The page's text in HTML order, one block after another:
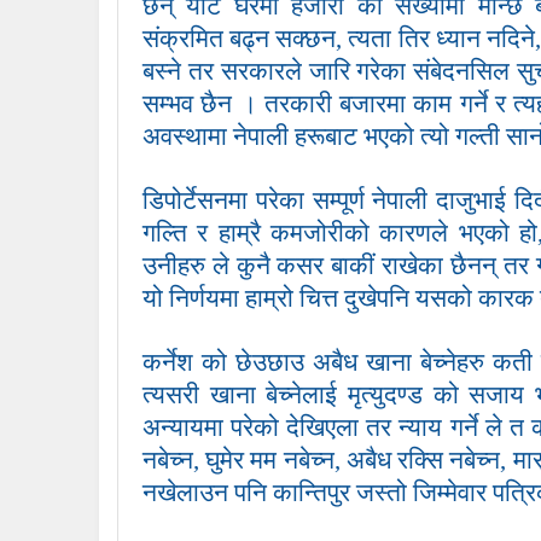
छन् यौटै घरमा हजारौं को संख्यामा
संक्रमित बढ्न सक्छन, त्यता तिर ध्यान
बस्ने तर सरकारले जारि गरेका संबेदनसिल
सम्भव छैन । तरकारी बजारमा काम गर्ने र
अवस्थामा नेपाली हरूबाट भएको त्यो गल्ती
डिपोर्टेसनमा परेका सम्पूर्ण नेपाली दाजुभाई
गल्ति र हाम्रै कमजोरीको कारणले भएको
उनीहरु ले कुनै कसर बाकीं राखेका छैनन् तर
यो निर्णयमा हाम्रो चित्त दुखेपनि यसको
कर्नेश को छेउछाउ अबैध खाना बेच्नेहरु कती
त्यसरी खाना बेच्नेलाई मृत्युदण्ड को सजाय
अन्यायमा परेको देखिएला तर न्याय गर्ने ले
नबेच्न, घुमेर मम नबेच्न, अबैध रक्सि नबेच्न,
नखेलाउन पनि कान्तिपुर जस्तो जिम्मेवार